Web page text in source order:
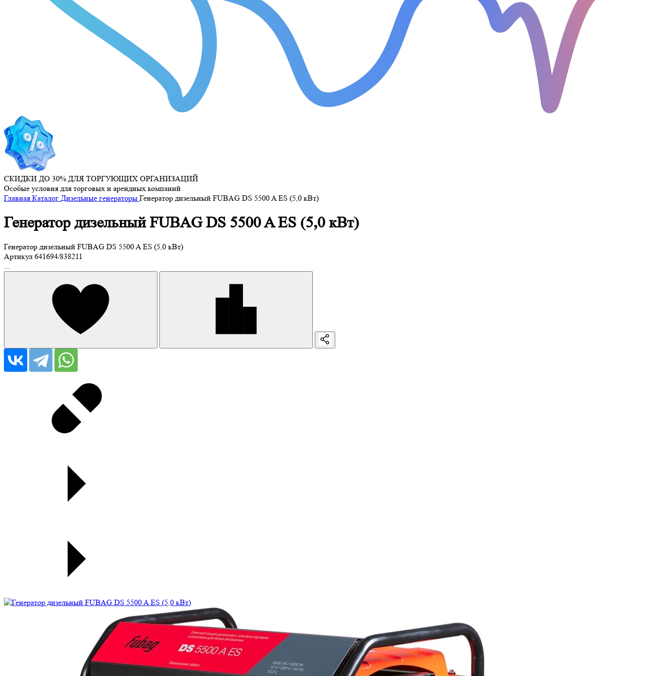
СКИДКИ ДО 30% ДЛЯ ТОРГУЮЩИХ ОРГАНИЗАЦИЙ
Особые условия для торговых и арендных компаний
Главная Каталог Дизельные генераторы Генератор дизельный FUBAG DS 5500 A ES (5,0 кВт)
Генератор дизельный FUBAG DS 5500 A ES (5,0 кВт)
Генератор дизельный FUBAG DS 5500 A ES (5,0 кВт)
Артикул 641694/838211
...